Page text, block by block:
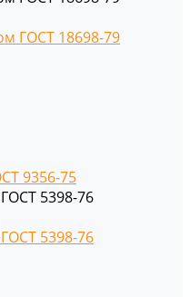
ГОСТ 18698-79
9356-75
5398-76
5398-76